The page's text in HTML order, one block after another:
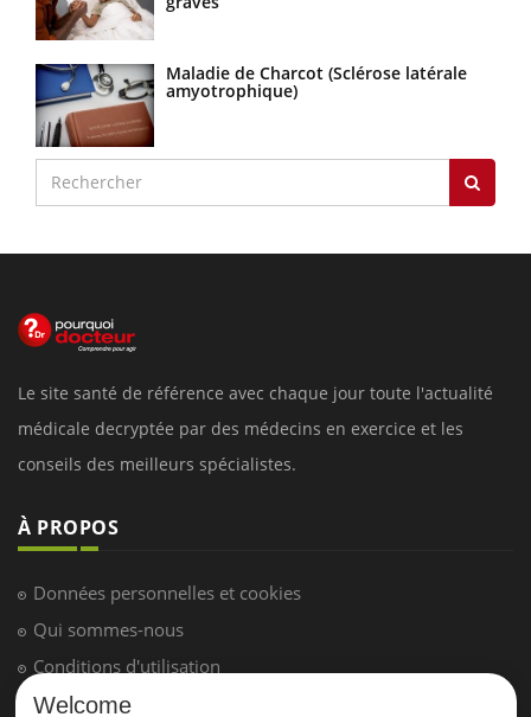
Maladie de Charcot (Sclérose latérale
amyotrophique)
Le site santé de référence avec chaque jour toute l'actualité
médicale decryptée par des médecins en exercice et les
conseils des meilleurs spécialistes.
À PROPOS
Données personnelles et cookies
Qui sommes-nous
Conditions d'utilisation
Plan du site
Welcome